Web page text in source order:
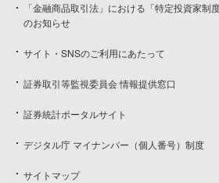
「金融商品取引法」における「特定投資家制
のお知らせ
サイト・SNSのご利用にあたって
証券取引等監視委員会 情報提供窓口
証券統計ポータルサイト
デジタル庁 マイナンバー（個人番号）制度
サイトマップ